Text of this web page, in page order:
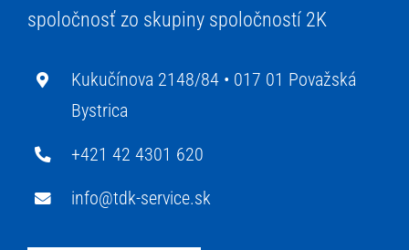
spoločnosť zo skupiny spoločností 2K
Kukučínova 2148/84 • 017 01 Považská
Bystrica
+421 42 4301 620
info@tdk-service.sk